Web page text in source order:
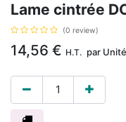
Lame cintrée
(0 review)
14,56 € H.T. par